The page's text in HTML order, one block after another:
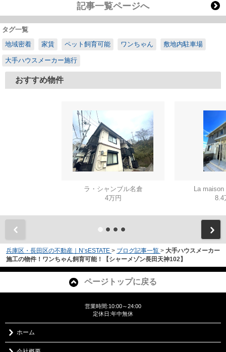
記事一覧ページへ
タグ一覧
地域密着
家賃 ペット飼育可能 ワンちゃん 敷地内駐車場
大手ハウスメーカー施行
おすすめ物件
ラ・シャンブル名倉
4万円
La maison
8.4
兵庫区・長田区の不動産｜N’sESTATE > ブログ記事一覧 > 大手ハウスメーカー
施工の物件！ワンちゃん飼育可能！【シャーメゾン長田天神102】
ページトップに戻る
営業時間:10:00～24:00
定休日:年中無休
ホーム